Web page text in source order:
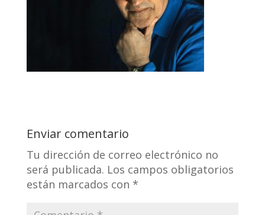
Enviar comentario
Tu dirección de correo electrónico no
será publicada. Los campos obligatorios
están marcados con *